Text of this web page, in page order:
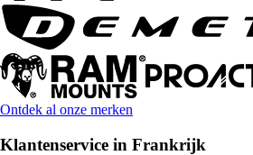
Ontdek al onze merken
Klantenservice in Frankrijk